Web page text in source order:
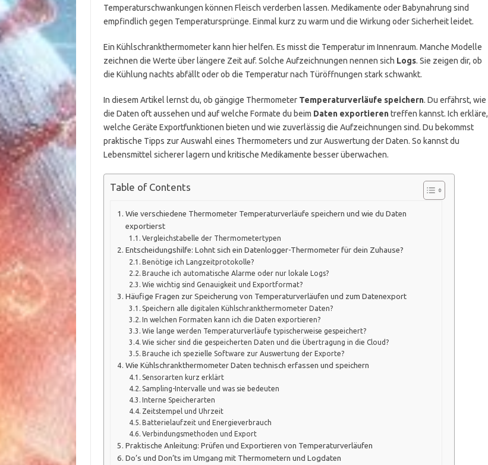
Temperaturschwankungen können Fleisch verderben lassen. Medikamente oder Babynahrung sind
empfindlich gegen Temperatursprünge. Einmal kurz zu warm und die Wirkung oder Sicherheit leidet.
Ein Kühlschrankthermometer kann hier helfen. Es misst die Temperatur im Innenraum. Manche Modelle
zeichnen die Werte über längere Zeit auf. Solche Aufzeichnungen nennen sich Logs. Sie zeigen dir, ob
die Kühlung nachts abfällt oder ob die Temperatur nach Türöffnungen stark schwankt.
In diesem Artikel lernst du, ob gängige Thermometer Temperaturverläufe speichern. Du erfährst, wie
die Daten oft aussehen und auf welche Formate du beim Daten exportierentreffen kannst. Ich erkläre,
welche Geräte Exportfunktionen bieten und wie zuverlässig die Aufzeichnungen sind. Du bekommst
praktische Tipps zur Auswahl eines Thermometers und zur Auswertung der Daten. So kannst du
Lebensmittel sicherer lagern und kritische Medikamente besser überwachen.
Table of Contents
Wie verschiedene Thermometer Temperaturverläufe speichern und wie du Daten
exportierst
Vergleichstabelle der Thermometertypen
Entscheidungshilfe: Lohnt sich ein Datenlogger-Thermometer für dein Zuhause?
Benötige ich Langzeitprotokolle?
Brauche ich automatische Alarme oder nur lokale Logs?
Wie wichtig sind Genauigkeit und Exportformat?
Häufige Fragen zur Speicherung von Temperaturverläufen und zum Datenexport
Speichern alle digitalen Kühlschrankthermometer Daten?
In welchen Formaten kann ich die Daten exportieren?
Wie lange werden Temperaturverläufe typischerweise gespeichert?
Wie sicher sind die gespeicherten Daten und die Übertragung in die Cloud?
Brauche ich spezielle Software zur Auswertung der Exporte?
Wie Kühlschrankthermometer Daten technisch erfassen und speichern
Sensorarten kurz erklärt
Sampling-Intervalle und was sie bedeuten
Interne Speicherarten
Zeitstempel und Uhrzeit
Batterielaufzeit und Energieverbrauch
Verbindungsmethoden und Export
Praktische Anleitung: Prüfen und Exportieren von Temperaturverläufen
Do’s und Don’ts im Umgang mit Thermometern und Logdaten